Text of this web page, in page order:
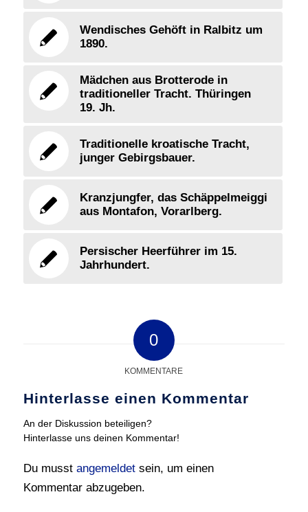
Wendisches Gehöft in Ralbitz um
1890.
Mädchen aus Brotterode in
traditioneller Tracht. Thüringen
19. Jh.
Traditionelle kroatische Tracht,
junger Gebirgsbauer.
Kranzjungfer, das Schäppelmeiggi
aus Montafon, Vorarlberg.
Persischer Heerführer im 15.
Jahrhundert.
0
KOMMENTARE
Hinterlasse einen Kommentar
An der Diskussion beteiligen?
Hinterlasse uns deinen Kommentar!
Du musst angemeldetsein, um einen
Kommentar abzugeben.